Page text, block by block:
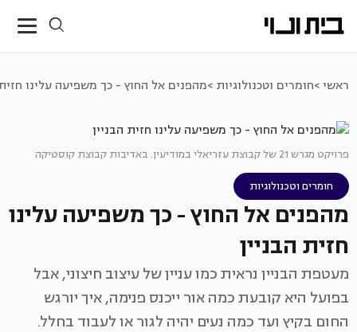
ראשי >חומרים וטכנולוגיות >מהפנים אל החוץ - כך משפיעה עלינו
פרויקט מגרש 21 של קבוצת עזריאלי במודיעין. באדיבות קבוצת קוסטיקה
חומרים וטכנולוגיות
מהפנים אל החוץ - כך משפיעה עלינו
חזית הבניין
מעטפת הבניין נראית כמו עניין של עיצוב חיצוני, אבל
בפועל היא קובעת כמה אור ייכנס פנימה, איך יורגש
החום בקיץ ועד כמה נעים יהיה לגור או לעבוד בחלל.